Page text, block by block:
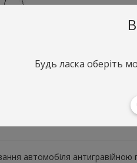
автомобіля антигравійною
Будь ласка оберіть